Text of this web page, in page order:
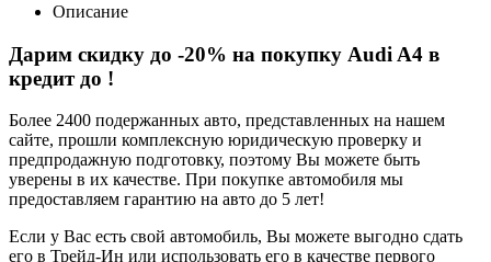
Описание
Дарим скидку до -20% на покупку Audi A4 в
кредит до !
Более 2400 подержанных авто, представленных на нашем
сайте, прошли комплексную юридическую проверку и
предпродажную подготовку, поэтому Вы можете быть
уверены в их качестве. При покупке автомобиля мы
предоставляем гарантию на авто до 5 лет!
Если у Вас есть свой автомобиль, Вы можете выгодно сдать
его в Трейд-Ин или использовать его в качестве первого